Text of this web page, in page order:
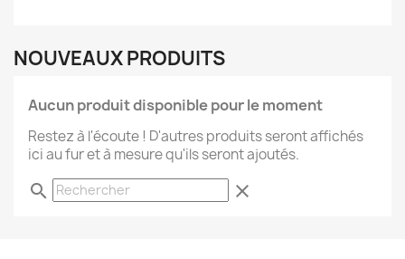
NOUVEAUX PRODUITS
Aucun produit disponible pour le moment
Restez à l'écoute ! D'autres produits seront affichés
ici au fur et à mesure qu'ils seront ajoutés.
search clear